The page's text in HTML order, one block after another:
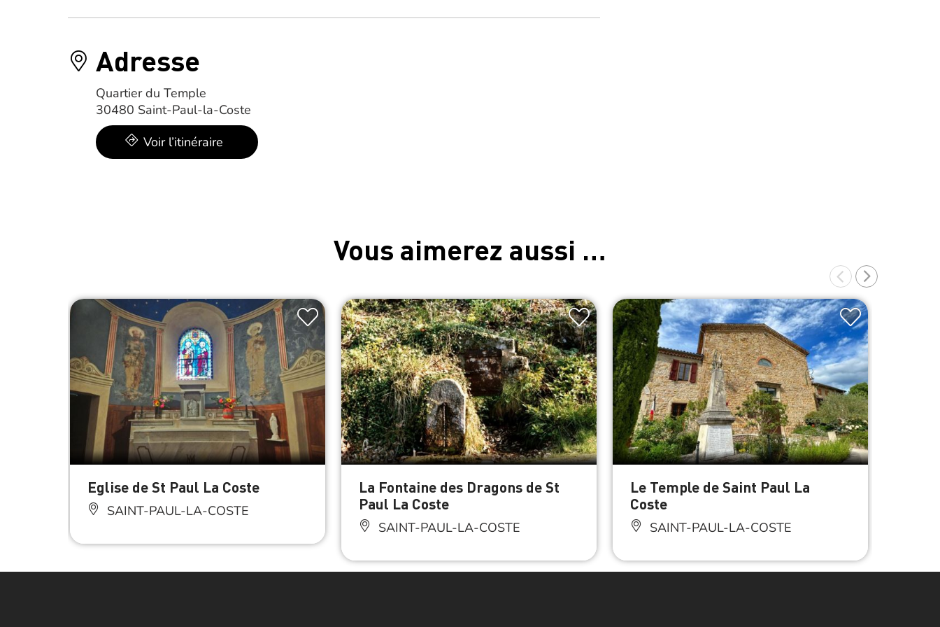
Adresse
Quartier du Temple
30480 Saint-Paul-la-Coste
Voir l’itinéraire
Vous aimerez aussi …
Eglise de St Paul La Coste
SAINT-PAUL-LA-COSTE
La Fontaine des Dragons de St
Paul La Coste
SAINT-PAUL-LA-COSTE
Le Temple de Saint Paul La
Coste
SAINT-PAUL-LA-COSTE